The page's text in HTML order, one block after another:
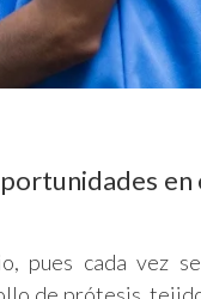
pues cada vez